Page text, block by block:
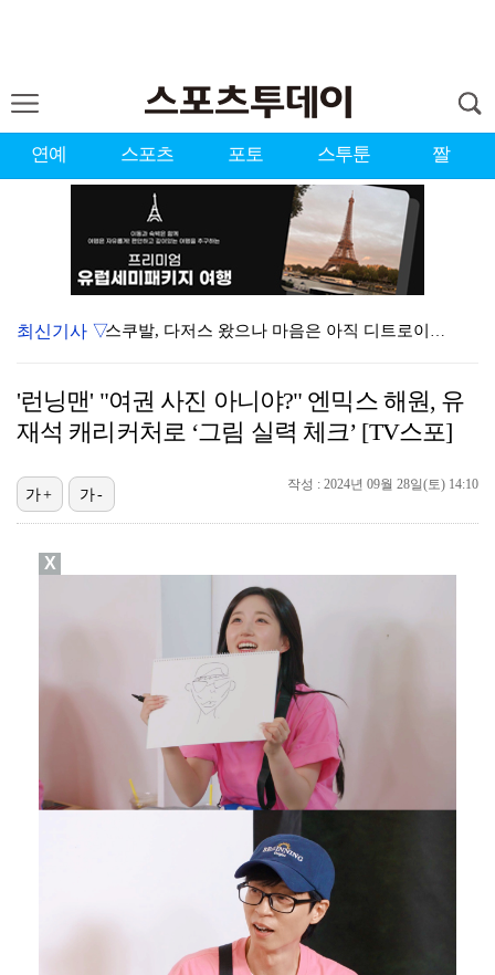
연예 스포츠 포토 스투툰 짤
스쿠발, 다저스 왔으나 마음은 아직 디트로이트에…"다시…
[ST포토] 볼 노려보는 박현경
[ST포토] 박현경, 멀리가자
[ST포토] 박현경, 생각보다 어렵네
[ST포토] 전예성, 벌써 덥네
최신기사 ▽
'런닝맨' "여권 사진 아니야?" 엔믹스 해원, 유
재석 캐리커처로 ‘그림 실력 체크’ [TV스포]
작성 : 2024년 09월 28일(토) 14:10
가+ 가-
X